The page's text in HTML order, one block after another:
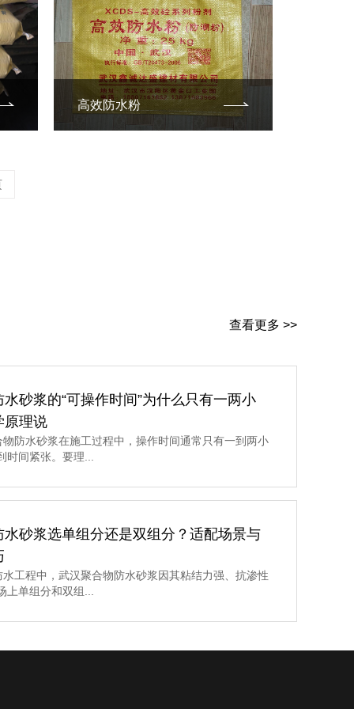
高效防水粉
查看更多 >>
砂浆的“可操作时间”为什么只有一两小
原理说
防水砂浆在施工过程中，操作时间通常只有一到两小
间紧张。要理...
水砂浆选单组分还是双组分？适配场景与
工程中，武汉聚合物防水砂浆因其粘结力强、抗渗性
单组分和双组...